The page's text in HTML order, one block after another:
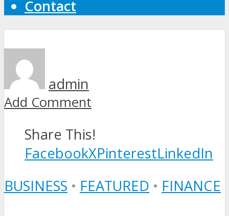
Contact
admin
Add Comment
Share This!
FacebookXPinterestLinkedIn
BUSINESS • FEATURED • FINANCE